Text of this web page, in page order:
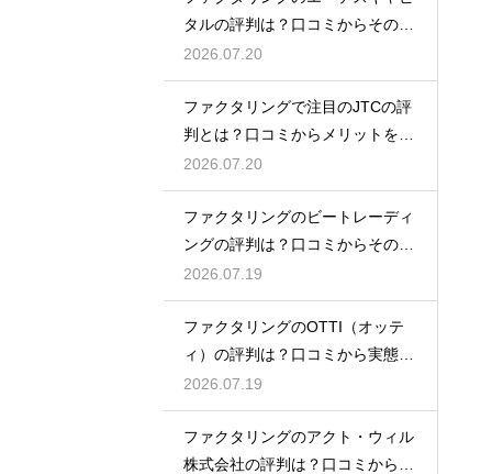
タルの評判は？口コミからその実
態を徹底解説
2026.07.20
ファクタリングで注目のJTCの評
判とは？口コミからメリットを徹
底解説
2026.07.20
ファクタリングのビートレーディ
ングの評判は？口コミからその実
態を徹底解説
2026.07.19
ファクタリングのOTTI（オッテ
ィ）の評判は？口コミから実態を
徹底解説
2026.07.19
ファクタリングのアクト・ウィル
株式会社の評判は？口コミから実